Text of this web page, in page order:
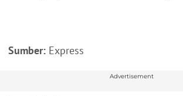
Sumber: Express
Advertisement